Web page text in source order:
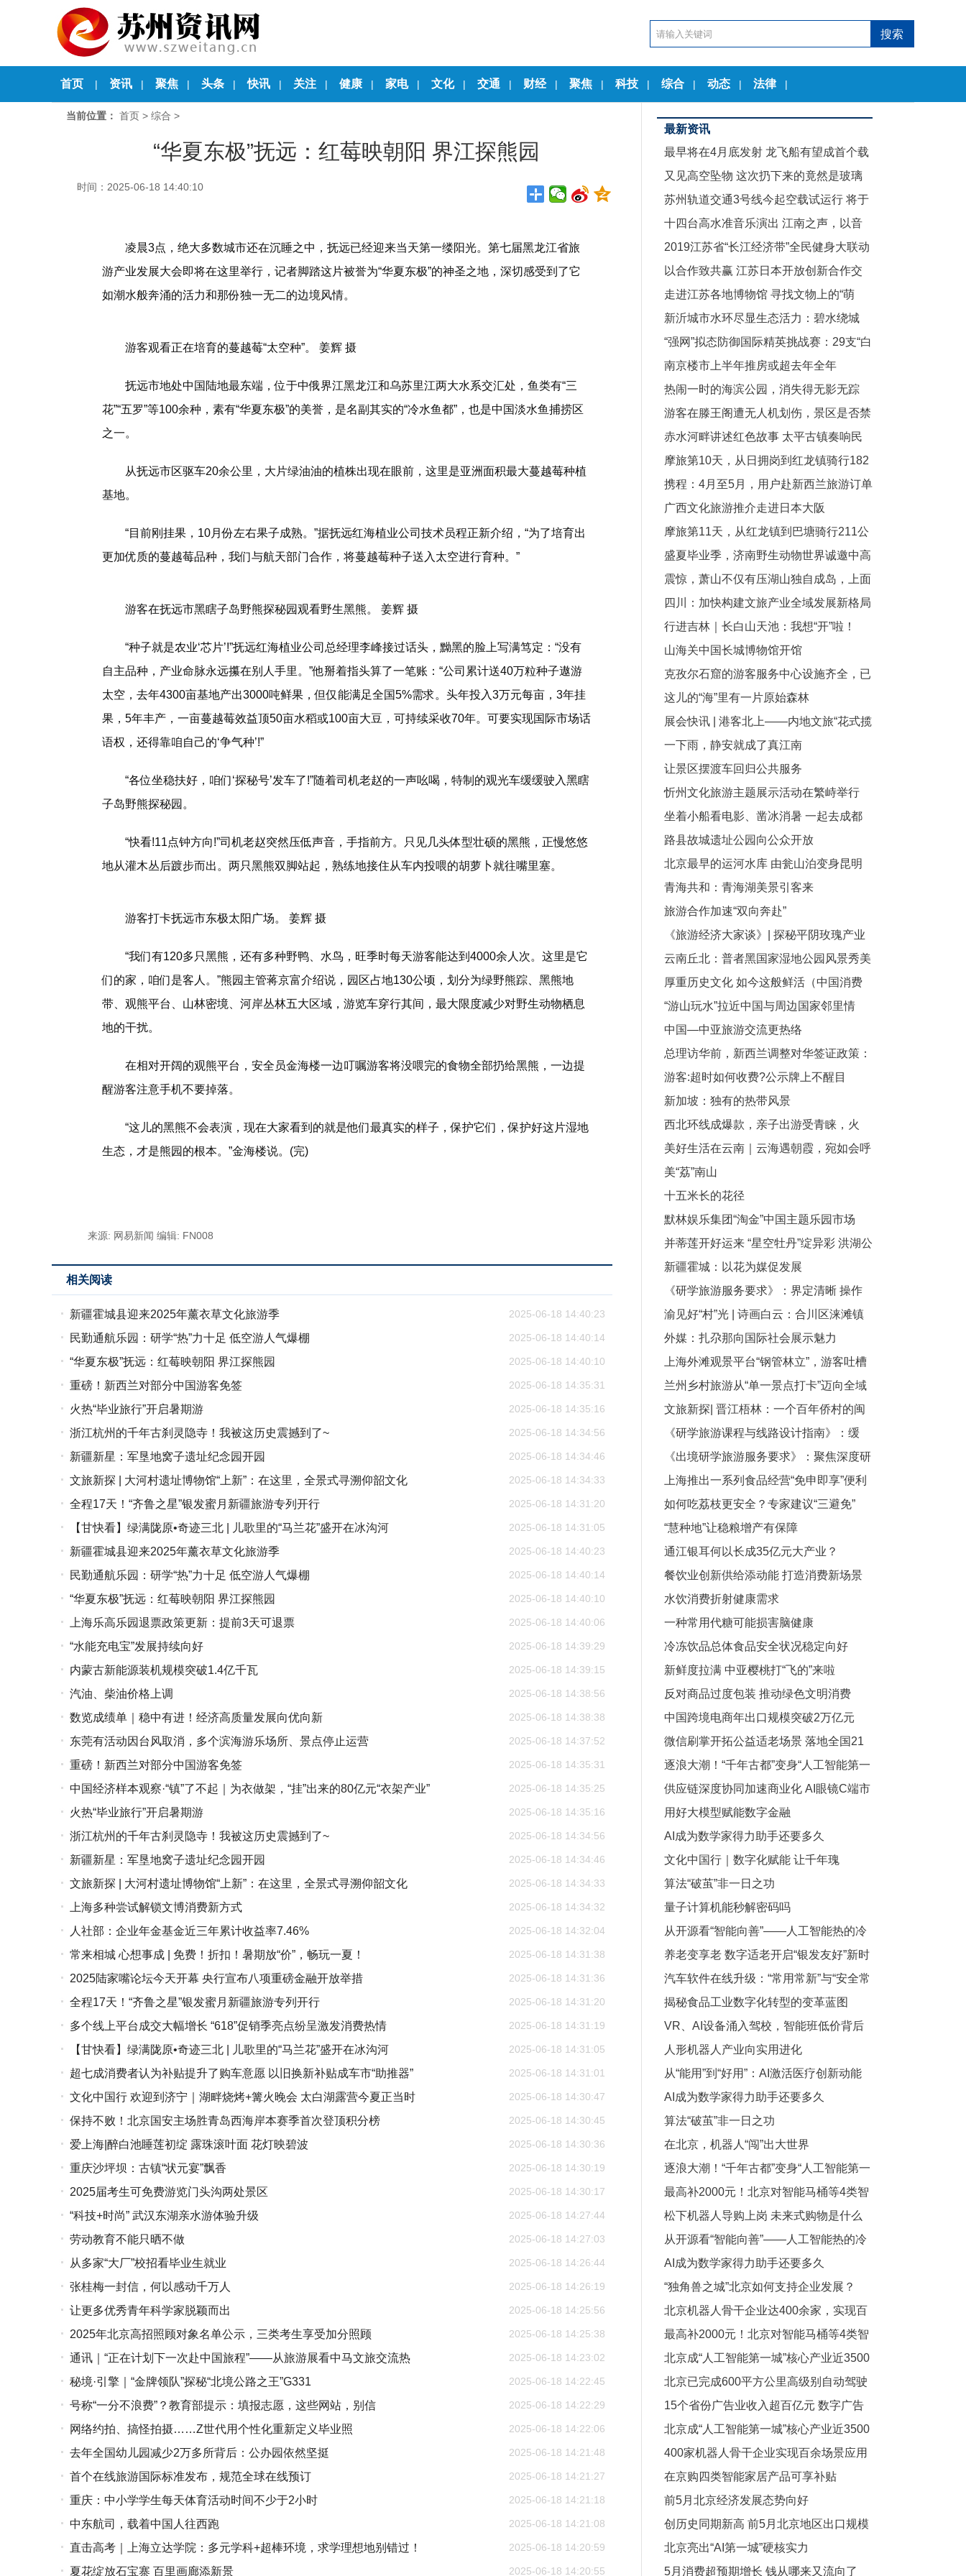
首页 | 资讯 | 聚焦 | 头条 | 快讯 | 关注 | 健康 | 家电 | 文化 | 交通 | 财经 | 聚焦 | 科技 | 综合 | 动态 | 法律 |
当前位置： 首页 > 综合 >
“华夏东极”抚远：红莓映朝阳 界江探熊园
时间：2025-06-18 14:40:10
凌晨3点，绝大多数城市还在沉睡之中，抚远已经迎来当天第一缕阳光。第七届黑龙江省旅
游产业发展大会即将在这里举行，记者脚踏这片被誉为“华夏东极”的神圣之地，深切感受到了它
如潮水般奔涌的活力和那份独一无二的边境风情。
游客观看正在培育的蔓越莓“太空种”。 姜辉 摄
抚远市地处中国陆地最东端，位于中俄界江黑龙江和乌苏里江两大水系交汇处，鱼类有“三
花”“五罗”等100余种，素有“华夏东极”的美誉，是名副其实的“冷水鱼都”，也是中国淡水鱼捕捞区
之一。
从抚远市区驱车20余公里，大片绿油油的植株出现在眼前，这里是亚洲面积最大蔓越莓种植
基地。
“目前刚挂果，10月份左右果子成熟。”据抚远红海植业公司技术员程正新介绍，“为了培育出
更加优质的蔓越莓品种，我们与航天部门合作，将蔓越莓种子送入太空进行育种。”
游客在抚远市黑瞎子岛野熊探秘园观看野生黑熊。 姜辉 摄
“种子就是农业‘芯片’!”抚远红海植业公司总经理李峰接过话头，黝黑的脸上写满笃定：“没有
自主品种，产业命脉永远攥在别人手里。”他掰着指头算了一笔账：“公司累计送40万粒种子遨游
太空，去年4300亩基地产出3000吨鲜果，但仅能满足全国5%需求。头年投入3万元每亩，3年挂
果，5年丰产，一亩蔓越莓效益顶50亩水稻或100亩大豆，可持续采收70年。可要实现国际市场话
语权，还得靠咱自己的‘争气种’!”
“各位坐稳扶好，咱们‘探秘号’发车了!”随着司机老赵的一声吆喝，特制的观光车缓缓驶入黑瞎
子岛野熊探秘园。
“快看!11点钟方向!”司机老赵突然压低声音，手指前方。只见几头体型壮硕的黑熊，正慢悠悠
地从灌木丛后踱步而出。两只黑熊双脚站起，熟练地接住从车内投喂的胡萝卜就往嘴里塞。
游客打卡抚远市东极太阳广场。 姜辉 摄
“我们有120多只黑熊，还有多种野鸭、水鸟，旺季时每天游客能达到4000余人次。这里是它
们的家，咱们是客人。”熊园主管蒋京富介绍说，园区占地130公顷，划分为绿野熊踪、黑熊地
带、观熊平台、山林密境、河岸丛林五大区域，游览车穿行其间，最大限度减少对野生动物栖息
地的干扰。
在相对开阔的观熊平台，安全员金海楼一边叮嘱游客将没喂完的食物全部扔给黑熊，一边提
醒游客注意手机不要掉落。
“这儿的黑熊不会表演，现在大家看到的就是他们最真实的样子，保护它们，保护好这片湿地
生态，才是熊园的根本。”金海楼说。(完)
来源: 网易新闻 编辑: FN008
相关阅读
2025-06-18 14:40:23
新疆霍城县迎来2025年薰衣草文化旅游季
2025-06-18 14:40:14
民勤通航乐园：研学“热”力十足 低空游人气爆棚
2025-06-18 14:40:10
“华夏东极”抚远：红莓映朝阳 界江探熊园
2025-06-18 14:35:31
重磅！新西兰对部分中国游客免签
2025-06-18 14:35:16
火热“毕业旅行”开启暑期游
2025-06-18 14:34:56
浙江杭州的千年古刹灵隐寺！我被这历史震撼到了~
2025-06-18 14:34:46
新疆新星：军垦地窝子遗址纪念园开园
2025-06-18 14:34:33
文旅新探 | 大河村遗址博物馆“上新”：在这里，全景式寻溯仰韶文化
2025-06-18 14:31:20
全程17天！“齐鲁之星”银发蜜月新疆旅游专列开行
2025-06-18 14:31:05
【甘快看】绿满陇原•奇迹三北 | 儿歌里的“马兰花”盛开在冰沟河
2025-06-18 14:40:23
新疆霍城县迎来2025年薰衣草文化旅游季
2025-06-18 14:40:14
民勤通航乐园：研学“热”力十足 低空游人气爆棚
2025-06-18 14:40:10
“华夏东极”抚远：红莓映朝阳 界江探熊园
2025-06-18 14:40:06
上海乐高乐园退票政策更新：提前3天可退票
2025-06-18 14:39:29
“水能充电宝”发展持续向好
2025-06-18 14:39:15
内蒙古新能源装机规模突破1.4亿千瓦
2025-06-18 14:38:56
汽油、柴油价格上调
2025-06-18 14:38:38
数览成绩单｜稳中有进！经济高质量发展向优向新
2025-06-18 14:37:52
东莞有活动因台风取消，多个滨海游乐场所、景点停止运营
2025-06-18 14:35:31
重磅！新西兰对部分中国游客免签
2025-06-18 14:35:25
中国经济样本观察·“镇”了不起｜为衣做架，“挂”出来的80亿元“衣架产业”
2025-06-18 14:35:16
火热“毕业旅行”开启暑期游
2025-06-18 14:34:56
浙江杭州的千年古刹灵隐寺！我被这历史震撼到了~
2025-06-18 14:34:46
新疆新星：军垦地窝子遗址纪念园开园
2025-06-18 14:34:33
文旅新探 | 大河村遗址博物馆“上新”：在这里，全景式寻溯仰韶文化
2025-06-18 14:34:32
上海多种尝试解锁文博消费新方式
2025-06-18 14:32:04
人社部：企业年金基金近三年累计收益率7.46%
2025-06-18 14:31:38
常来相城 心想事成 | 免费！折扣！暑期放“价”，畅玩一夏！
2025-06-18 14:31:36
2025陆家嘴论坛今天开幕 央行宣布八项重磅金融开放举措
2025-06-18 14:31:20
全程17天！“齐鲁之星”银发蜜月新疆旅游专列开行
2025-06-18 14:31:19
多个线上平台成交大幅增长 “618”促销季亮点纷呈激发消费热情
2025-06-18 14:31:05
【甘快看】绿满陇原•奇迹三北 | 儿歌里的“马兰花”盛开在冰沟河
2025-06-18 14:31:01
超七成消费者认为补贴提升了购车意愿 以旧换新补贴成车市“助推器”
2025-06-18 14:30:47
文化中国行 欢迎到济宁｜湖畔烧烤+篝火晚会 太白湖露营今夏正当时
2025-06-18 14:30:45
保持不败！北京国安主场胜青岛西海岸本赛季首次登顶积分榜
2025-06-18 14:30:36
爱上海|醉白池睡莲初绽 露珠滚叶面 花灯映碧波
2025-06-18 14:30:19
重庆沙坪坝：古镇“状元宴”飘香
2025-06-18 14:30:17
2025届考生可免费游览门头沟两处景区
2025-06-18 14:27:44
“科技+时尚” 武汉东湖亲水游体验升级
2025-06-18 14:27:03
劳动教育不能只晒不做
2025-06-18 14:26:44
从多家“大厂”校招看毕业生就业
2025-06-18 14:26:19
张桂梅一封信，何以感动千万人
2025-06-18 14:25:56
让更多优秀青年科学家脱颖而出
2025-06-18 14:25:38
2025年北京高招照顾对象名单公示，三类考生享受加分照顾
2025-06-18 14:23:02
通讯｜“正在计划下一次赴中国旅程”——从旅游展看中马文旅交流热
2025-06-18 14:22:45
秘境·引擎｜“金牌领队”探秘“北境公路之王”G331
2025-06-18 14:22:29
号称“一分不浪费”？教育部提示：填报志愿，这些网站，别信
2025-06-18 14:22:06
网络约拍、搞怪拍摄……Z世代用个性化重新定义毕业照
2025-06-18 14:21:48
去年全国幼儿园减少2万多所背后：公办园依然坚挺
2025-06-18 14:21:27
首个在线旅游国际标准发布，规范全球在线预订
2025-06-18 14:21:18
重庆：中小学学生每天体育活动时间不少于2小时
2025-06-18 14:21:08
中东航司，载着中国人往西跑
2025-06-18 14:20:59
直击高考｜上海立达学院：多元学科+超棒环境，求学理想地别错过！
2025-06-18 14:20:55
夏花绽放石宝寨 百里画廊添新景
最新资讯
最早将在4月底发射 龙飞船有望成首个载
人商业航天器
又见高空坠物 这次扔下来的竟然是玻璃
茶几
苏州轨道交通3号线今起空载试运行 将于
12月底试运营
十四台高水准音乐演出 江南之声，以音
乐节的名义致敬古典
2019江苏省“长江经济带”全民健身大联动
暨“舞动江苏”无锡赛区启动仪式举行
以合作致共赢 江苏日本开放创新合作交
流会在东京举行
走进江苏各地博物馆 寻找文物上的“萌
娃”们
新沂城市水环尽显生态活力：碧水绕城
绿荫满城
“强网”拟态防御国际精英挑战赛：29支“白
帽黑客”战队谁能突防？
南京楼市上半年推房或超去年全年
热闹一时的海滨公园，消失得无影无踪
游客在滕王阁遭无人机划伤，景区是否禁
飞成争议？最新回应：警方正追查肇事机
主
赤水河畔讲述红色故事 太平古镇奏响民
族团结新乐章
摩旅第10天，从日拥岗到红龙镇骑行182
公里，花费69元
携程：4月至5月，用户赴新西兰旅游订单
量同比增长37%
广西文化旅游推介走进日本大阪
摩旅第11天，从红龙镇到巴塘骑行211公
里，花费174元
盛夏毕业季，济南野生动物世界诚邀中高
考生免费撒欢！
震惊，萧山不仅有压湖山独自成岛，上面
还是世界旅游博览馆所在地
四川：加快构建文旅产业全域发展新格局
行进吉林｜长白山天池：我想“开”啦！
山海关中国长城博物馆开馆
克孜尔石窟的游客服务中心设施齐全，已
于上个月正式对外开放
这儿的“海”里有一片原始森林
展会快讯 | 港客北上——内地文旅“花式揽
客”实处浑身解数
一下雨，静安就成了真江南
让景区摆渡车回归公共服务
忻州文化旅游主题展示活动在繁峙举行
坐着小船看电影、凿冰消暑 一起去成都
铁像寺水街过夏天
路县故城遗址公园向公众开放
北京最早的运河水库 由瓮山泊变身昆明
湖
青海共和：青海湖美景引客来
旅游合作加速“双向奔赴”
《旅游经济大家谈》| 探秘平阴玫瑰产业
的芬芳传奇
云南丘北：普者黑国家湿地公园风景秀美
厚重历史文化 如今这般鲜活（中国消费
向新而行）
“游山玩水”拉近中国与周边国家邻里情
（国际论道）
中国—中亚旅游交流更热络
总理访华前，新西兰调整对华签证政策：
允许持澳签证中国游客免签入境
游客:超时如何收费?公示牌上不醒目
新加坡：独有的热带风景
西北环线成爆款，亲子出游受青睐，火
热“毕业旅行”开启暑期游
美好生活在云南｜云海遇朝霞，宛如会呼
吸的鎏金画卷
美“荔”南山
十五米长的花径
默林娱乐集团“淘金”中国主题乐园市场
并蒂莲开好运来 “星空牡丹”绽异彩 洪湖公
园“国际荷花派对”三天迎客六万
新疆霍城：以花为媒促发展
《研学旅游服务要求》：界定清晰 操作
性更强
渝见好“村”光 | 诗画白云：合川区涞滩镇
白云村
外媒：扎尕那向国际社会展示魅力
上海外滩观景平台“钢管林立”，游客吐槽
拍东方明珠被“截胡”！官方回应
兰州乡村旅游从“单一景点打卡”迈向全域
生活体验
文旅新探| 晋江梧林：一个百年侨村的闽
南韵与南洋风
《研学旅游课程与线路设计指南》：缓
解“只游不学”“游大于学”问题
《出境研学旅游服务要求》：聚焦深度研
学 持续提升教育价值
上海推出一系列食品经营“免申即享”便利
政策
如何吃荔枝更安全？专家建议“三避免”
“慧种地”让稳粮增产有保障
通江银耳何以长成35亿元大产业？
餐饮业创新供给添动能 打造消费新场景
水饮消费折射健康需求
一种常用代糖可能损害脑健康
冷冻饮品总体食品安全状况稳定向好
新鲜度拉满 中亚樱桃打“飞的”来啦
反对商品过度包装 推动绿色文明消费
中国跨境电商年出口规模突破2万亿元
微信刷掌开拓公益适老场景 落地全国21
城长者食堂
逐浪大潮！“千年古都”变身“人工智能第一
城”
供应链深度协同加速商业化 AI眼镜C端市
场热度渐起
用好大模型赋能数字金融
AI成为数学家得力助手还要多久
文化中国行｜数字化赋能 让千年瑰
宝“飞”出茫茫大漠
算法“破茧”非一日之功
量子计算机能秒解密码吗
从开源看“智能向善”——人工智能热的冷
思考
养老变享老 数字适老开启“银发友好”新时
代
汽车软件在线升级：“常用常新”与“安全常
在”如何兼得？
揭秘食品工业数字化转型的变革蓝图
VR、AI设备涌入驾校，智能班低价背后
的“速成隐患”
人形机器人产业向实用进化
从“能用”到“好用”：AI激活医疗创新动能
AI成为数学家得力助手还要多久
算法“破茧”非一日之功
在北京，机器人“闯”出大世界
逐浪大潮！“千年古都”变身“人工智能第一
城”
最高补2000元！北京对智能马桶等4类智
能家居产品给予补贴
松下机器人导购上岗 未来式购物是什么
体验？
从开源看“智能向善”——人工智能热的冷
思考
AI成为数学家得力助手还要多久
“独角兽之城”北京如何支持企业发展？
北京机器人骨干企业达400余家，实现百
余种场景应用落地
最高补2000元！北京对智能马桶等4类智
能家居产品给予补贴
北京成“人工智能第一城”核心产业近3500
亿元
北京已完成600平方公里高级别自动驾驶
示范区建设
15个省份广告业收入超百亿元 数字广告
成产业发展核心引擎
北京成“人工智能第一城”核心产业近3500
亿元
400家机器人骨干企业实现百余场景应用
落地
在京购四类智能家居产品可享补贴
前5月北京经济发展态势向好
创历史同期新高 前5月北京地区出口规模
超2500亿元
北京亮出“AI第一城”硬核实力
5月消费超预期增长 钱从哪来又流向了